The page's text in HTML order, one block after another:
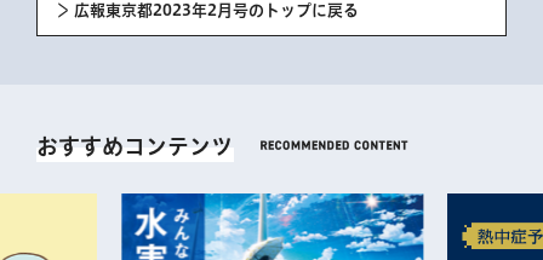
広報東京都2023年2月号のトップに戻る
おすすめコンテンツ